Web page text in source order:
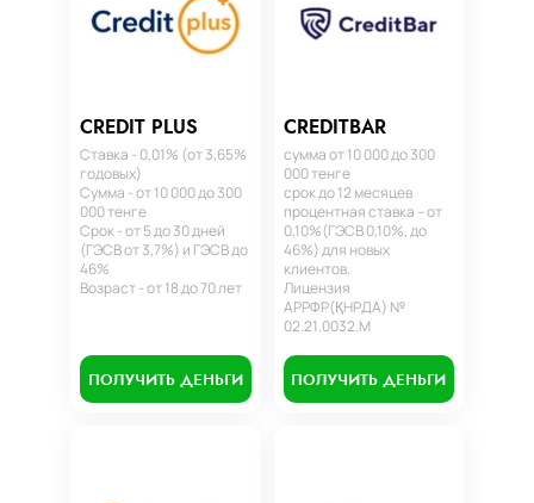
CREDIT PLUS
Ставка - 0,01% (от 3,65%
годовых)
Сумма - от 10 000 до 300
000 тенге
Срок - от 5 до 30 дней
(ГЭСВ от 3,7%) и ГЭСВ до
46%
Возраст - от 18 до 70 лет
ПОЛУЧИТЬ ДЕНЬГИ
CREDITBAR
сумма от 10 000 до 300
000 тенге
срок до 12 месяцев
процентная ставка – от
0,10%(ГЭСВ 0,10%, до
46%) для новых
клиентов.
Лицензия
АРРФР(ҚНРДА) №
02.21.0032.М
ПОЛУЧИТЬ ДЕНЬГИ